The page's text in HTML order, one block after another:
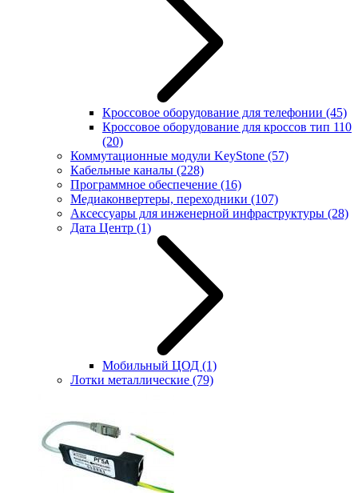
Кроссовое оборудование для телефонии (45)
Кроссовое оборудование для кроссов тип 110
(20)
Коммутационные модули KeyStone (57)
Кабельные каналы (228)
Программное обеспечение (16)
Медиаконвертеры, переходники (107)
Аксессуары для инженерной инфраструктуры (28)
Дата Центр (1)
Мобильный ЦОД (1)
Лотки металлические (79)